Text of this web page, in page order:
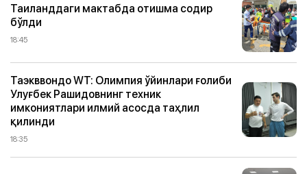
Таиланддаги мактабда отишма содир
бўлди
18:45
Таэкввондо WТ: Олимпия ўйинлари ғолиби
Улуғбек Рашидовнинг техник
имкониятлари илмий асосда таҳлил
қилинди
18:35